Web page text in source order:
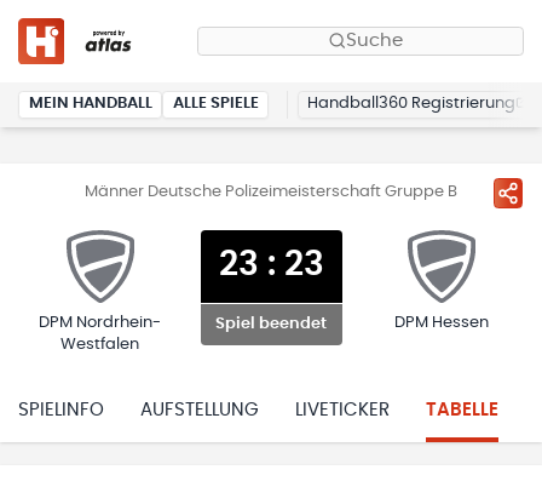
Suche
MEIN HANDBALL ALLE SPIELE Handball360 Registrierung
Männer Deutsche Polizeimeisterschaft Gruppe B
DPM Nordrhein-
Westfalen
23 : 23
Spiel beendet DPM Hessen
SPIELINFO AUFSTELLUNG LIVETICKER TABELLE